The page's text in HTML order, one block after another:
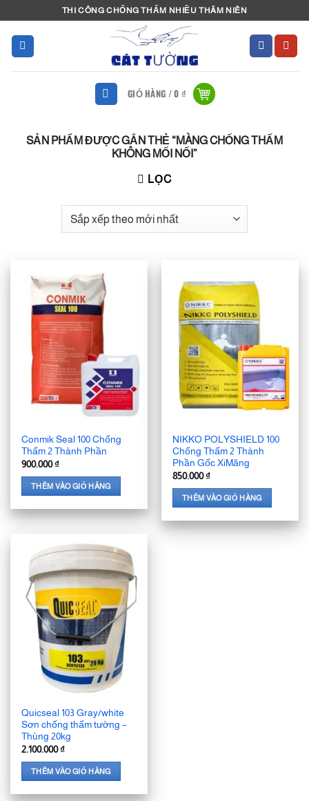
dung
THI CÔNG CHỐNG THẤM NHIỀU THÂM NIÊN
GIỎ HÀNG /0 ₫
SẢN PHẨM ĐƯỢC GẮN THẺ “MÀNG CHỐNG THẤM
KHÔNG MỐI NỐI”
LỌC
Conmik Seal 100 Chống
Thấm 2 Thành Phần
900.000₫
THÊM VÀO GIỎ HÀNG
NIKKO POLYSHIELD 100
Chống Thấm 2 Thành
Phần Gốc XiMăng
850.000₫
THÊM VÀO GIỎ HÀNG
Quicseal 103 Gray/white
Sơn chống thấm tường –
Thùng 20kg
2.100.000₫
THÊM VÀO GIỎ HÀNG